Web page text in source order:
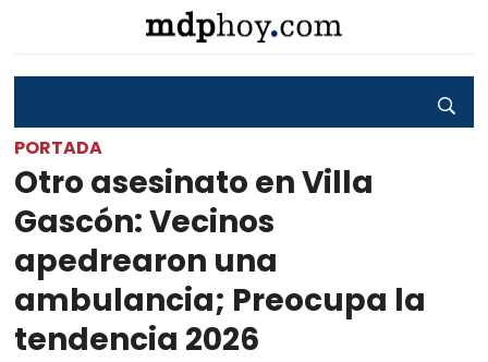
PORTADA
Otro asesinato en Villa
Gascón: Vecinos
apedrearon una
ambulancia; Preocupa la
tendencia 2026